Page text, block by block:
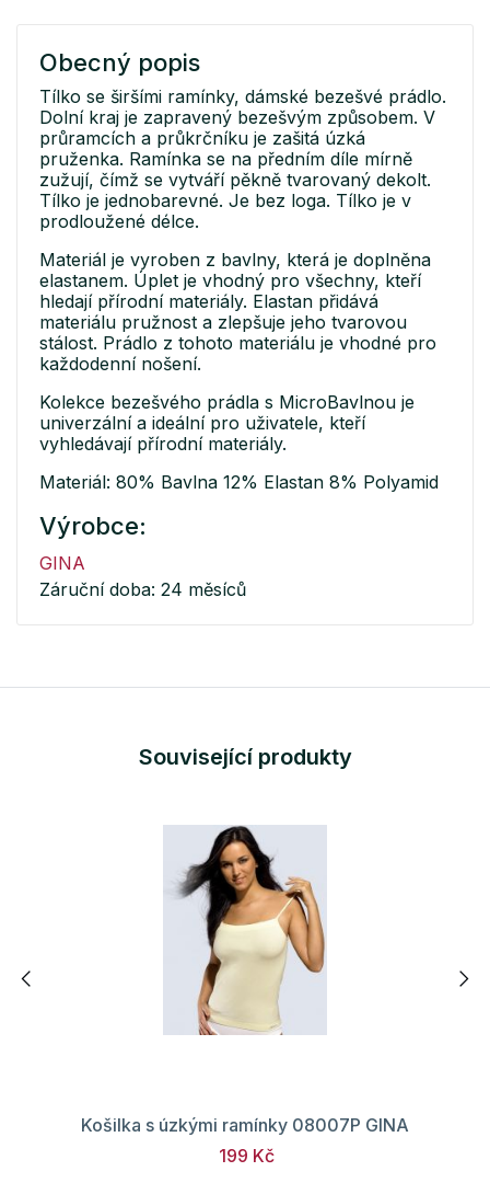
Obecný popis
Tílko se širšími ramínky, dámské bezešvé prádlo.
Dolní kraj je zapravený bezešvým způsobem. V
průramcích a průkrčníku je zašitá úzká
pruženka. Ramínka se na předním díle mírně
zužují, čímž se vytváří pěkně tvarovaný dekolt.
Tílko je jednobarevné. Je bez loga. Tílko je v
prodloužené délce.
Materiál je vyroben z bavlny, která je doplněna
elastanem. Úplet je vhodný pro všechny, kteří
hledají přírodní materiály. Elastan přidává
materiálu pružnost a zlepšuje jeho tvarovou
stálost. Prádlo z tohoto materiálu je vhodné pro
každodenní nošení.
Kolekce bezešvého prádla s MicroBavlnou je
univerzální a ideální pro uživatele, kteří
vyhledávají přírodní materiály.
Materiál: 80% Bavlna 12% Elastan 8% Polyamid
Výrobce:
GINA
Záruční doba: 24 měsíců
Související produkty
Košilka s úzkými ramínky 08007P GINA
199 Kč